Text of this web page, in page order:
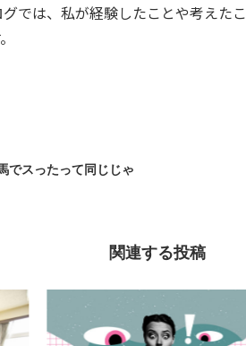
グでは、私が経験したことや考えた
でスったって同じじゃ
関連する投稿